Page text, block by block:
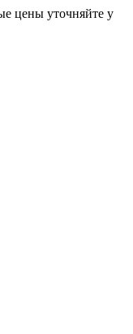
цены уточняйте у